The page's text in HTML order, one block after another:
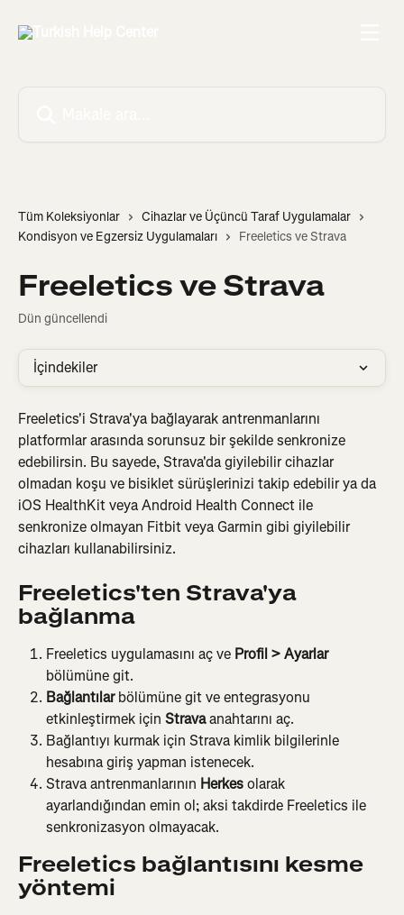
Tüm Koleksiyonlar
Cihazlar ve Üçüncü Taraf Uygulamalar
Kondisyon ve Egzersiz Uygulamaları
Freeletics ve Strava
Freeletics ve Strava
Dün güncellendi
İçindekiler
Freeletics'i Strava'ya bağlayarak antrenmanlarını
platformlar arasında sorunsuz bir şekilde senkronize
edebilirsin. Bu sayede, Strava'da giyilebilir cihazlar
olmadan koşu ve bisiklet sürüşlerinizi takip edebilir ya da
iOS HealthKit veya Android Health Connect ile
senkronize olmayan Fitbit veya Garmin gibi giyilebilir
cihazları kullanabilirsiniz.
Freeletics'ten Strava'ya
bağlanma
Freeletics uygulamasını aç ve Profil > Ayarlar
bölümüne git.
Bağlantılar bölümüne git ve entegrasyonu
etkinleştirmek için Strava anahtarını aç.
Bağlantıyı kurmak için Strava kimlik bilgilerinle
hesabına giriş yapman istenecek.
Strava antrenmanlarının Herkes olarak
ayarlandığından emin ol; aksi takdirde Freeletics ile
senkronizasyon olmayacak.
Freeletics bağlantısını kesme
yöntemi